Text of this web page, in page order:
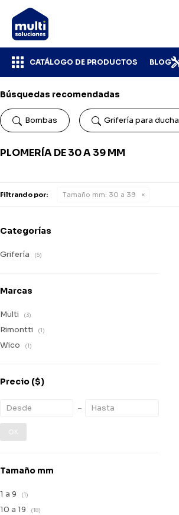
CATÁLOGO DE PRODUCTOS BLOG
Búsquedas recomendadas
Bombas Grifería para ducha
PLOMERÍA DE 30 A 39 MM
Filtrando por: Tamaño mm: 30 a 39
Categorías
Grifería (5)
Marcas
Multi (3)
Rimontti (1)
Wico (1)
Precio ($)
OK
Tamaño mm
1 a 9 (1)
10 a 19 (18)